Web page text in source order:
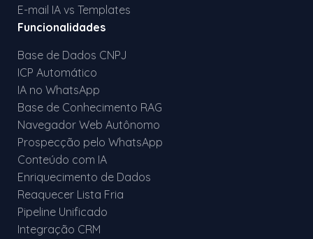
E-mail IA vs Templates
Funcionalidades
Base de Dados CNPJ
ICP Automático
IA no WhatsApp
Base de Conhecimento RAG
Navegador Web Autônomo
Prospecção pelo WhatsApp
Conteúdo com IA
Enriquecimento de Dados
Reaquecer Lista Fria
Pipeline Unificado
Integração CRM